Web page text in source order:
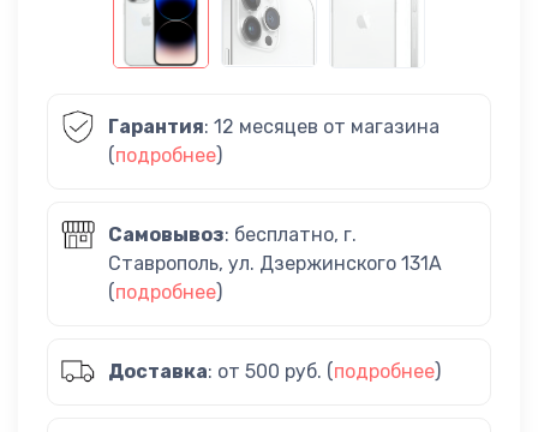
Гарантия: 12 месяцев от магазина
(подробнее)
Самовывоз: бесплатно, г.
Ставрополь, ул. Дзержинского 131А
(подробнее)
Доставка: от 500 руб. (подробнее)